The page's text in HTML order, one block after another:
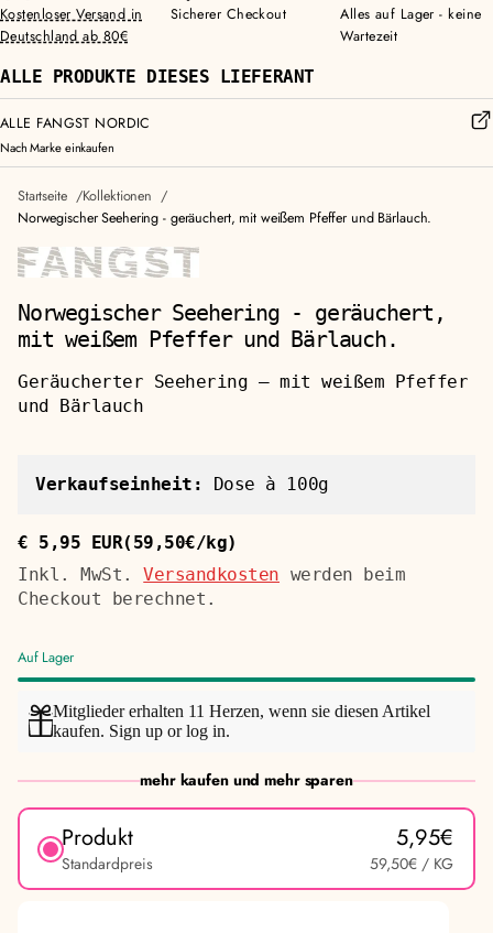
Kostenloser Versand in
Deutschland ab 80€
Sicherer Checkout
Alles auf Lager - keine
Wartezeit
ALLE PRODUKTE DIESES LIEFERANT
ALLE FANGST NORDIC
Nach Marke einkaufen
Startseite
Kollektionen
Norwegischer Seehering - geräuchert, mit weißem Pfeffer und Bärlauch.
Norwegischer Seehering - geräuchert,
mit weißem Pfeffer und Bärlauch.
Geräucherter Seehering — mit weißem Pfeffer
und Bärlauch
Verkaufseinheit: Dose à 100g
Regulärer
Preis
€ 5,95 EUR
Stückpreis(59,50€/kg)
Inkl. MwSt.Versandkosten werden beim
Checkout berechnet.
Auf Lager
Mitglieder erhalten 11 Herzen, wenn sie diesen Artikel
kaufen. Sign up orlog in.
mehr kaufen und mehr sparen
Produkt
Standardpreis
5,95€
59,50€ / KG